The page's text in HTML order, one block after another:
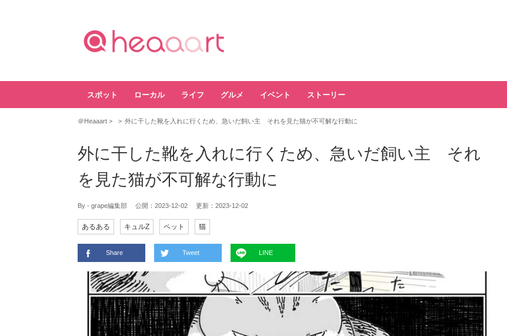
スポット ローカル ライフ グルメ イベント ストーリー
＠Heaaart 外に干した靴を入れに行くため、急いだ飼い主 それを見た猫が不可解な行動に
外に干した靴を入れに行くため、急いだ飼い主 それ
を見た猫が不可解な行動に
By - grape編集部 公開： 2023-12-02 更新： 2023-12-02
あるある キュルZ ペット 猫
Share Tweet LINE